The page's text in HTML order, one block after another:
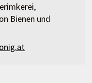
Bienen und